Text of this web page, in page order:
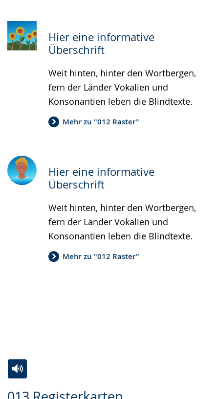
Hier eine informative
Überschrift
Weit hinten, hinter den Wortbergen,
fern der Länder Vokalien und
Konsonantien leben die Blindtexte.
Mehr zu "012 Raster"
Hier eine informative
Überschrift
Weit hinten, hinter den Wortbergen,
fern der Länder Vokalien und
Konsonantien leben die Blindtexte.
Mehr zu "012 Raster"